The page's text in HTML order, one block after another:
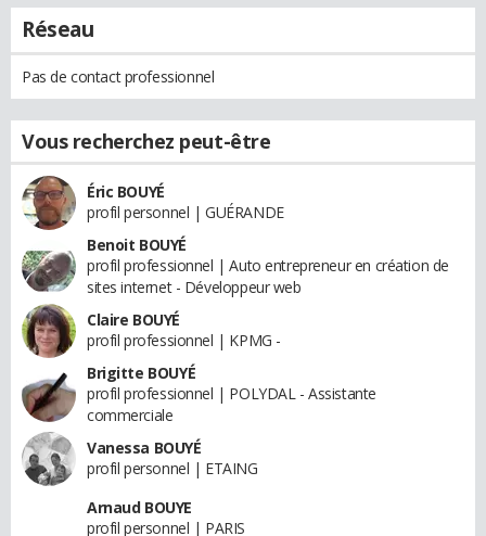
Réseau
Pas de contact professionnel
Vous recherchez peut-être
Éric BOUYÉ
profil personnel | GUÉRANDE
Benoit BOUYÉ
profil professionnel | Auto entrepreneur en création de
sites internet - Développeur web
Claire BOUYÉ
profil professionnel | KPMG -
Brigitte BOUYÉ
profil professionnel | POLYDAL - Assistante
commerciale
Vanessa BOUYÉ
profil personnel | ETAING
Arnaud BOUYE
profil personnel | PARIS